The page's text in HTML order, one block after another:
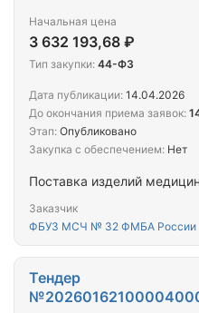
Поставка изделий
Заказчик
ФБУЗ МСЧ № 32 ФМБА России
Начальная цена
3 632 193,68 ₽
Тип закупки: 44-ФЗ
Дата публикации: 14.04.2026
До окончания приема заявок:
Этап: Опубликовано
Закупка с обеспечением: Нет
Тендер